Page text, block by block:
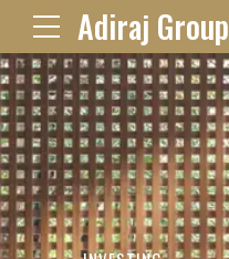
Adiraj Group